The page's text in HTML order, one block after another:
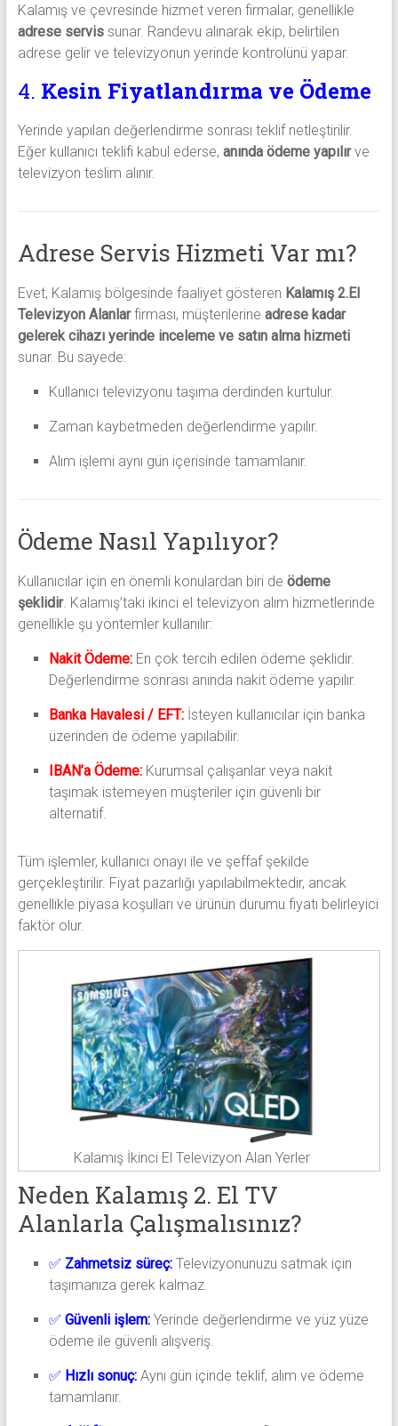
Kalamış ve çevresinde hizmet veren firmalar, genellikle
adrese servissunar. Randevu alınarak ekip, belirtilen
adrese gelir ve televizyonun yerinde kontrolünü yapar.
4. Kesin Fiyatlandırma ve Ödeme
Yerinde yapılan değerlendirme sonrası teklif netleştirilir.
Eğer kullanıcı teklifi kabul ederse, anında ödeme yapılırve
televizyon teslim alınır.
Adrese Servis Hizmeti Var mı?
Evet, Kalamış bölgesinde faaliyet gösteren Kalamış 2.El
Televizyon Alanlarfirması, müşterilerine adrese kadar
gelerek cihazı yerinde inceleme ve satın alma hizmeti
sunar. Bu sayede:
Kullanıcı televizyonu taşıma derdinden kurtulur.
Zaman kaybetmeden değerlendirme yapılır.
Alım işlemi aynı gün içerisinde tamamlanır.
Ödeme Nasıl Yapılıyor?
Kullanıcılar için en önemli konulardan biri de ödeme
şeklidir. Kalamış’taki ikinci el televizyon alım hizmetlerinde
genellikle şu yöntemler kullanılır:
Nakit Ödeme:En çok tercih edilen ödeme şeklidir.
Değerlendirme sonrası anında nakit ödeme yapılır.
Banka Havalesi / EFT:İsteyen kullanıcılar için banka
üzerinden de ödeme yapılabilir.
IBAN’a Ödeme:Kurumsal çalışanlar veya nakit
taşımak istemeyen müşteriler için güvenli bir
alternatif.
Tüm işlemler, kullanıcı onayı ile ve şeffaf şekilde
gerçekleştirilir. Fiyat pazarlığı yapılabilmektedir, ancak
genellikle piyasa koşulları ve ürünün durumu fiyatı belirleyici
faktör olur.
Kalamış İkinci El Televizyon Alan Yerler
Neden Kalamış 2. El TV
Alanlarla Çalışmalısınız?
✅ Zahmetsiz süreç:Televizyonunuzu satmak için
taşımanıza gerek kalmaz.
✅ Güvenli işlem:Yerinde değerlendirme ve yüz yüze
ödeme ile güvenli alışveriş.
✅ Hızlı sonuç:Aynı gün içinde teklif, alım ve ödeme
tamamlanır.